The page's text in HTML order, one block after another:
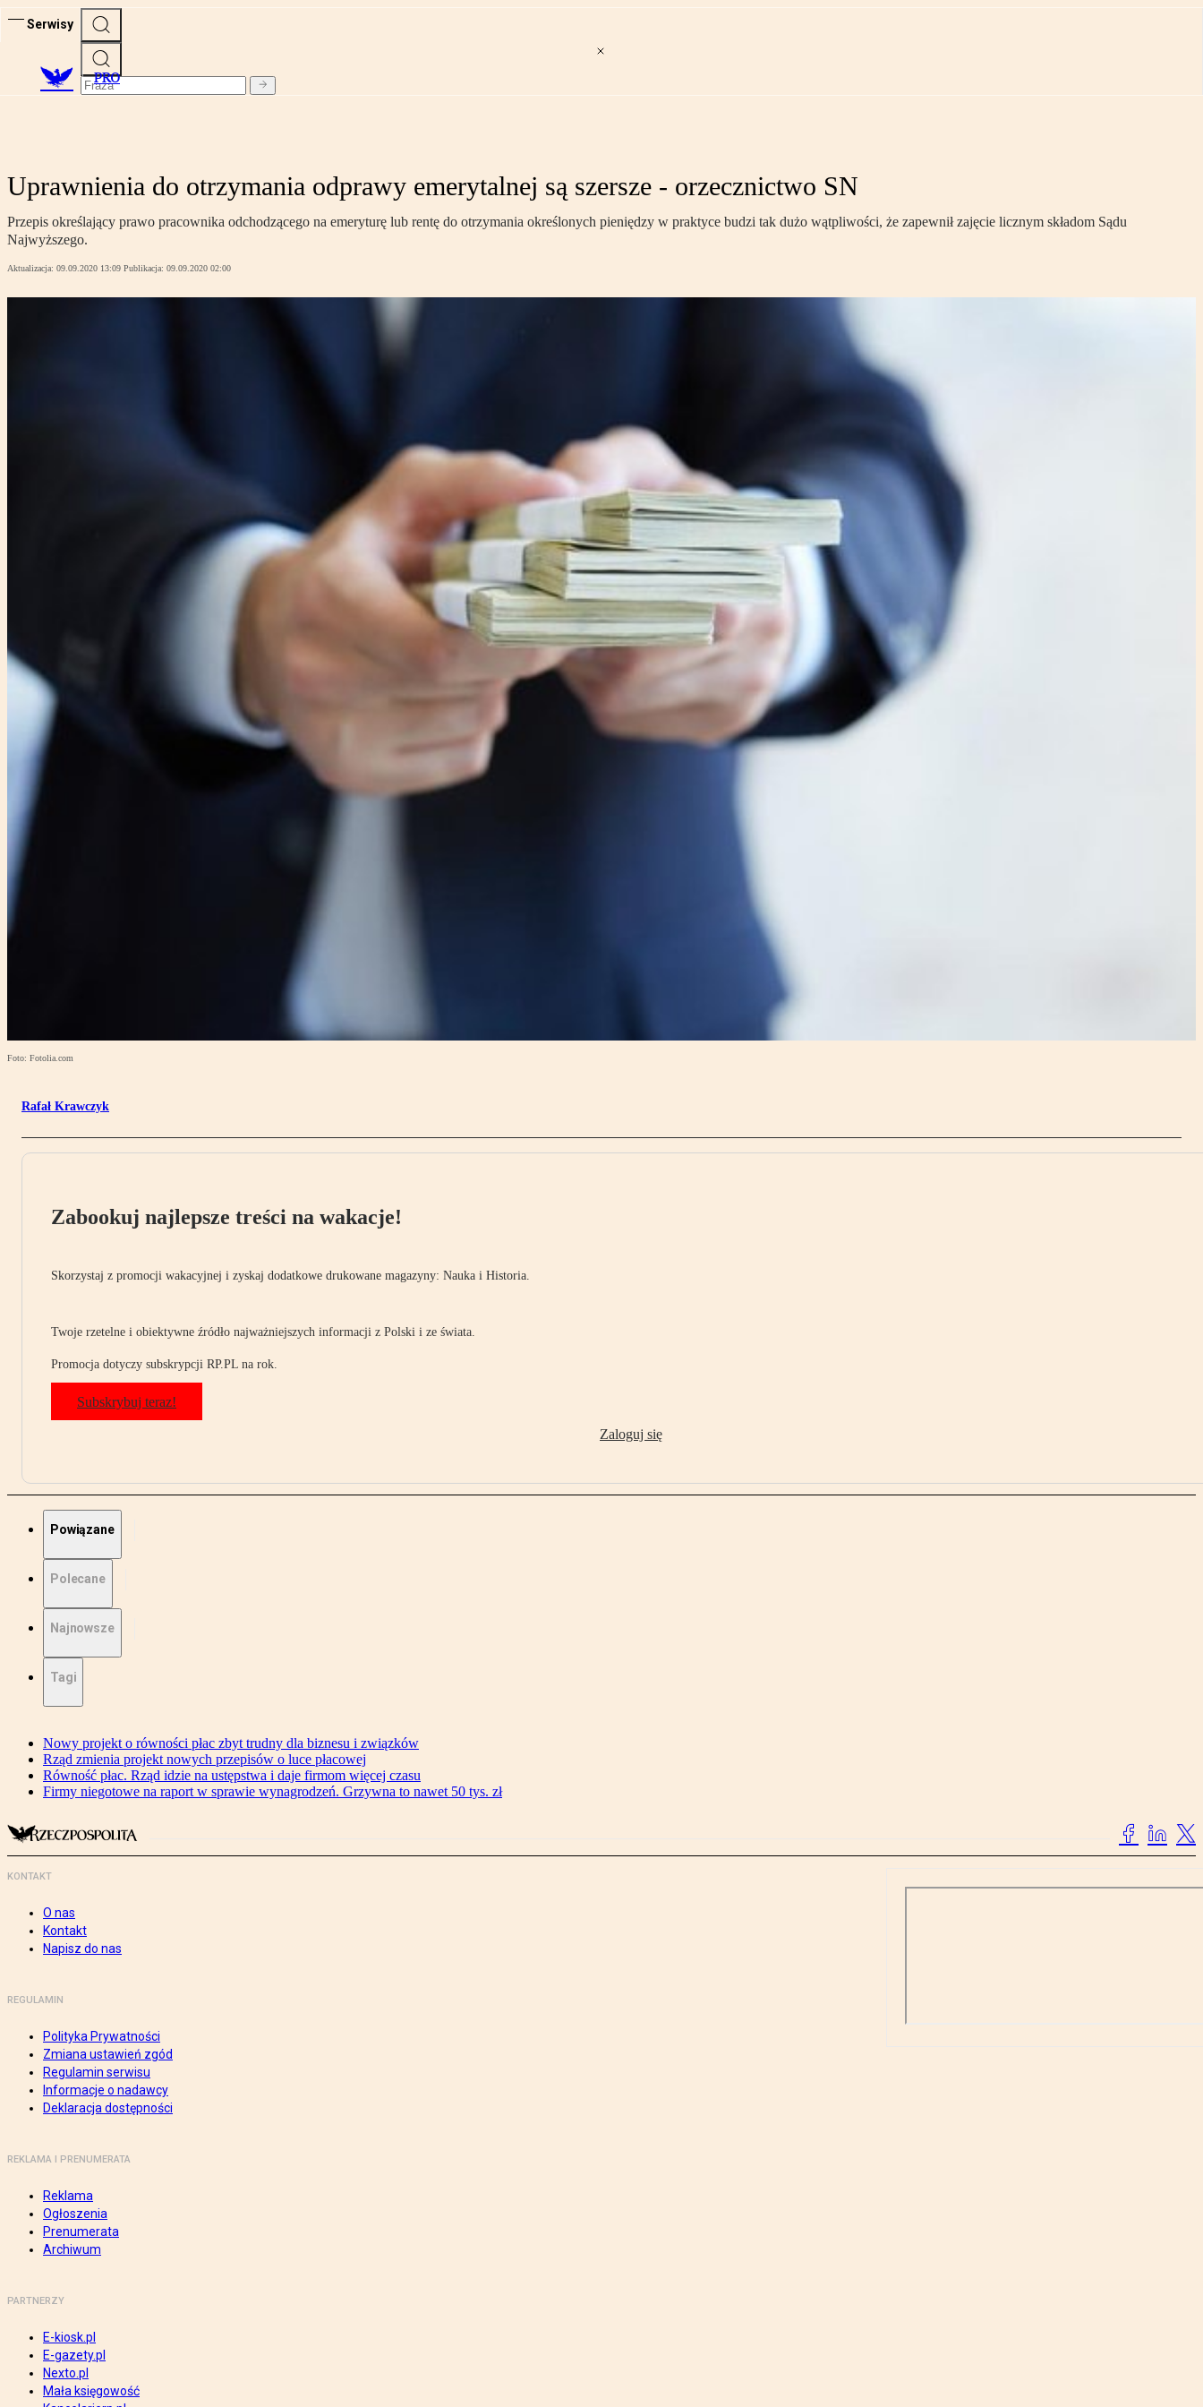
Serwisy
PRO
Uprawnienia do otrzymania odprawy emerytalnej są szersze - orzecznictwo SN
Przepis określający prawo pracownika odchodzącego na emeryturę lub rentę do otrzymania określonych pieniędzy w praktyce budzi tak dużo wątpliwości, że zapewnił zajęcie licznym składom Sądu
Najwyższego.
Aktualizacja: 09.09.2020 13:09 Publikacja: 09.09.2020 02:00
Foto: Fotolia.com
Rafał Krawczyk
Zabookuj najlepsze treści na wakacje!
Skorzystaj z promocji wakacyjnej i zyskaj dodatkowe drukowane magazyny: Nauka i Historia.
Twoje rzetelne i obiektywne źródło najważniejszych informacji z Polski i ze świata.
Promocja dotyczy subskrypcji RP.PL na rok.
Subskrybuj teraz!
Zaloguj się
Powiązane
Polecane
Najnowsze
Tagi
Nowy projekt o równości płac zbyt trudny dla biznesu i związków
Rząd zmienia projekt nowych przepisów o luce płacowej
Równość płac. Rząd idzie na ustępstwa i daje firmom więcej czasu
Firmy niegotowe na raport w sprawie wynagrodzeń. Grzywna to nawet 50 tys. zł
KONTAKT
O nas
Kontakt
Napisz do nas
REGULAMIN
Polityka Prywatności
Zmiana ustawień zgód
Regulamin serwisu
Informacje o nadawcy
Deklaracja dostępności
REKLAMA I PRENUMERATA
Reklama
Ogłoszenia
Prenumerata
Archiwum
PARTNERZY
E-kiosk.pl
E-gazety.pl
Nexto.pl
Mała księgowość